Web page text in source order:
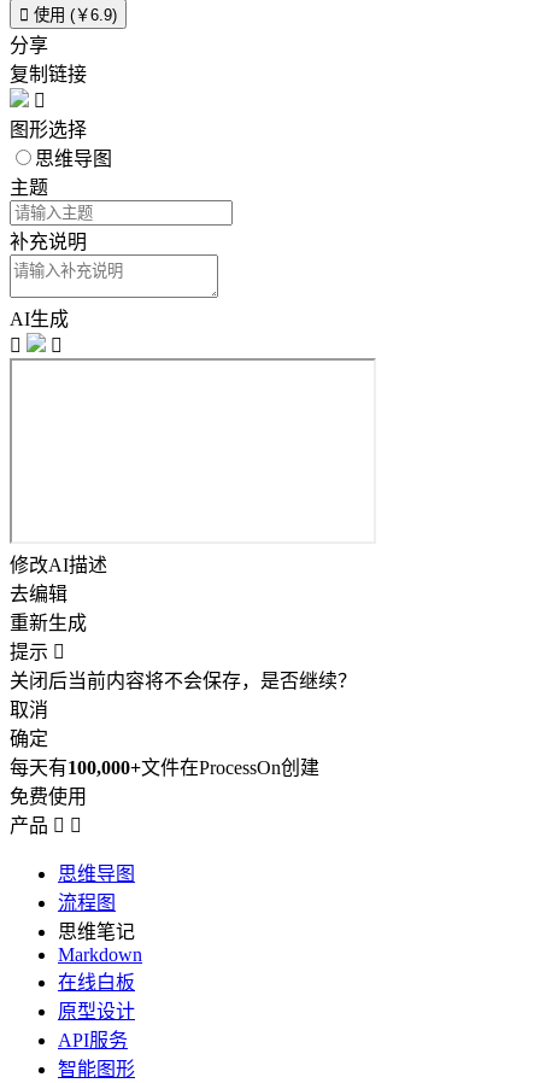
 使用 (￥6.9)
分享
复制链接

图形选择
思维导图
主题
补充说明
AI生成


修改AI描述
去编辑
重新生成
提示 
关闭后当前内容将不会保存，是否继续？
取消
确定
每天有100,000+文件在ProcessOn创建
免费使用
产品  
思维导图
流程图
思维笔记
Markdown
在线白板
原型设计
API服务
智能图形